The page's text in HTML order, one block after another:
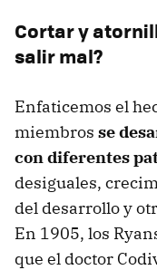
Cortar y
salir mal?
Enfaticemos el
miembros se
con diferentes
desiguales,
del desarrollo y
En 1905, los
que el doctor